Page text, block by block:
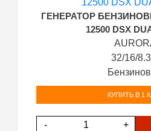
ГЕНЕРАТОР
12500 DSX
32/16/
КУПИТЬ В 1
- +